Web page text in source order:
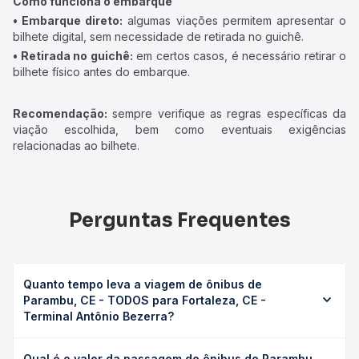
• Embarque direto: algumas viações permitem apresentar o
bilhete digital, sem necessidade de retirada no guichê.
• Retirada no guichê: em certos casos, é necessário retirar o
bilhete físico antes do embarque.
Recomendação: sempre verifique as regras específicas da
viação escolhida, bem como eventuais exigências
relacionadas ao bilhete.
Perguntas Frequentes
Quanto tempo leva a viagem de ônibus de
Parambu, CE - TODOS para Fortaleza, CE -
Terminal Antônio Bezerra?